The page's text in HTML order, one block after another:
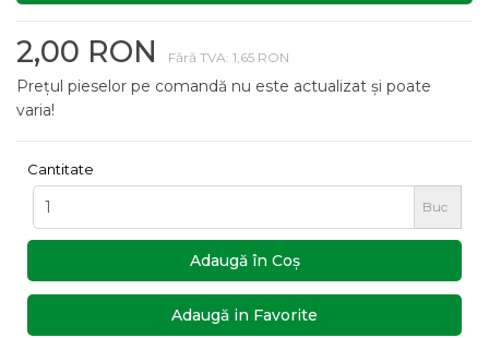
2,00 RON Fără TVA: 1,65 RON
Prețul pieselor pe comandă nu este actualizat și poate
varia!
Cantitate
Buc
Adaugă în Coş
Adaugă in Favorite